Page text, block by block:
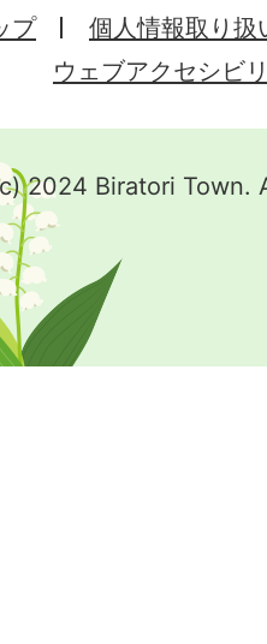
プ
個人情報取り扱
ウェブアクセシビ
2024 Biratori Town.